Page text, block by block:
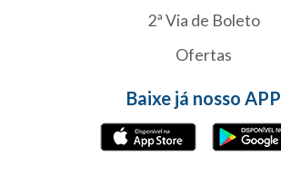
2ª Via de Boleto
Ofertas
Baixe já nosso APP